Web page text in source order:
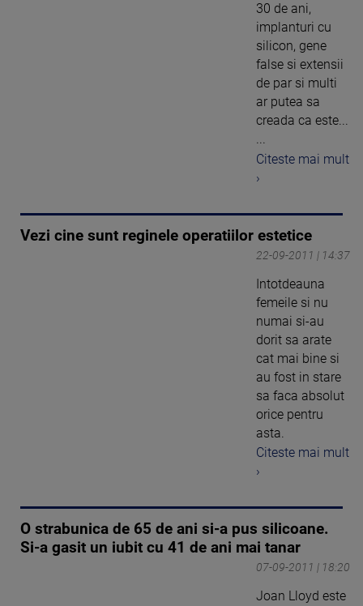
30 de ani,
implanturi cu
silicon, gene
false si extensii
de par si multi
ar putea sa
creada ca este...
...
Citeste mai mult
›
Vezi cine sunt reginele operatiilor estetice
22-09-2011 | 14:37
Intotdeauna
femeile si nu
numai si-au
dorit sa arate
cat mai bine si
au fost in stare
sa faca absolut
orice pentru
asta.
Citeste mai mult
›
O strabunica de 65 de ani si-a pus silicoane.
Si-a gasit un iubit cu 41 de ani mai tanar
07-09-2011 | 18:20
Joan Lloyd este